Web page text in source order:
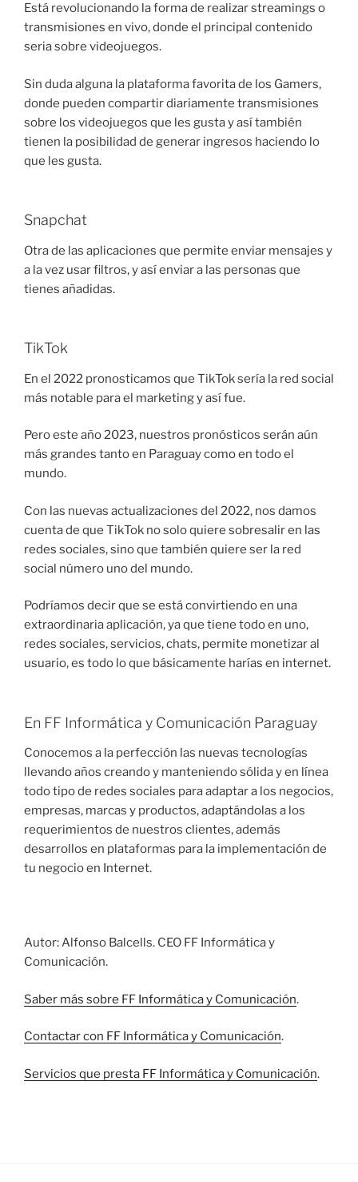
Está revolucionando la forma de realizar streamings o
transmisiones en vivo, donde el principal contenido
seria sobre videojuegos.
Sin duda alguna la plataforma favorita de los Gamers,
donde pueden compartir diariamente transmisiones
sobre los videojuegos que les gusta y así también
tienen la posibilidad de generar ingresos haciendo lo
que les gusta.
Snapchat
Otra de las aplicaciones que permite enviar mensajes y
a la vez usar filtros, y así enviar a las personas que
tienes añadidas.
TikTok
En el 2022 pronosticamos que TikTok sería la red social
más notable para el marketing y así fue.
Pero este año 2023, nuestros pronósticos serán aún
más grandes tanto en Paraguay como en todo el
mundo.
Con las nuevas actualizaciones del 2022, nos damos
cuenta de que TikTok no solo quiere sobresalir en las
redes sociales, sino que también quiere ser la red
social número uno del mundo.
Podríamos decir que se está convirtiendo en una
extraordinaria aplicación, ya que tiene todo en uno,
redes sociales, servicios, chats, permite monetizar al
usuario, es todo lo que básicamente harías en internet.
En FF Informática y Comunicación Paraguay
Conocemos a la perfección las nuevas tecnologías
llevando años creando y manteniendo sólida y en línea
todo tipo de redes sociales para adaptar a los negocios,
empresas, marcas y productos, adaptándolas a los
requerimientos de nuestros clientes, además
desarrollos en plataformas para la implementación de
tu negocio en Internet.
Autor: Alfonso Balcells. CEO FF Informática y
Comunicación.
Saber más sobre FF Informática y Comunicación.
Contactar con FF Informática y Comunicación.
Servicios que presta FF Informática y Comunicación.